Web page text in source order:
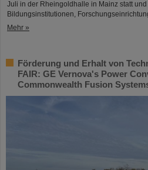
Juli in der Rheingoldhalle in Mainz statt
Bildungsinstitutionen,
Mehr »
Förderung und Erhalt von
FAIR: GE Vernova's Power
Commonwealth Fusion